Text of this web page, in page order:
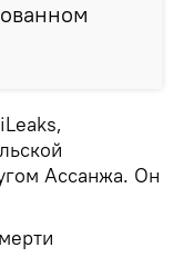
Ассанжа. Он